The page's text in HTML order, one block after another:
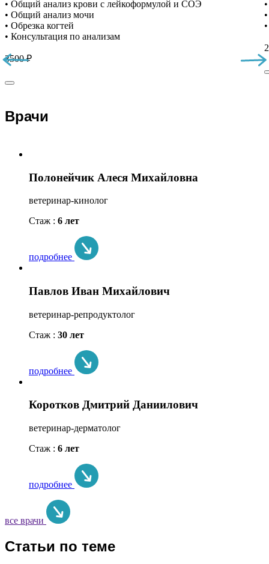
• Общий анализ крови с лейкоформулой и СОЭ
• Общий анализ мочи
• Обрезка когтей
• Консультация по анализам
3500 ₽
Врачи
Полонейчик Алеся Михайловна
ветеринар-кинолог
Стаж : 6 лет
подробнее
Павлов Иван Михайлович
ветеринар-репродуктолог
Стаж : 30 лет
подробнее
Коротков Дмитрий Даниилович
ветеринар-дерматолог
Стаж : 6 лет
подробнее
все врачи
Статьи по теме